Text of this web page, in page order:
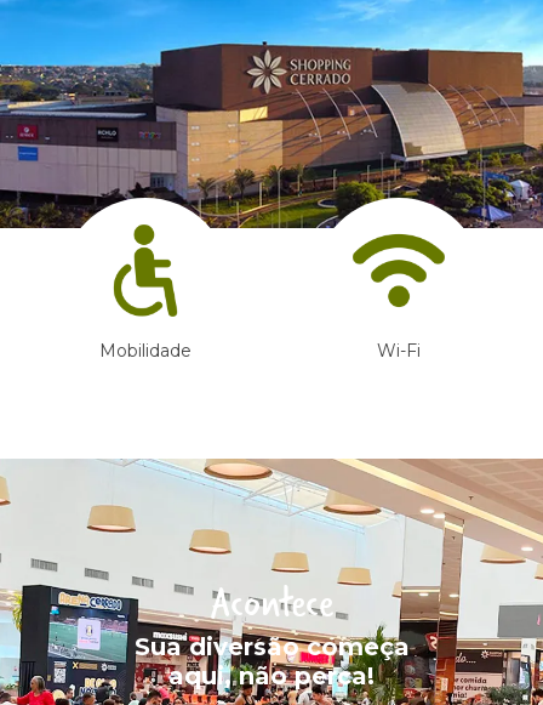
Mobilidade Wi-Fi
Acontece
Sua diversão começa
aqui, não perca!